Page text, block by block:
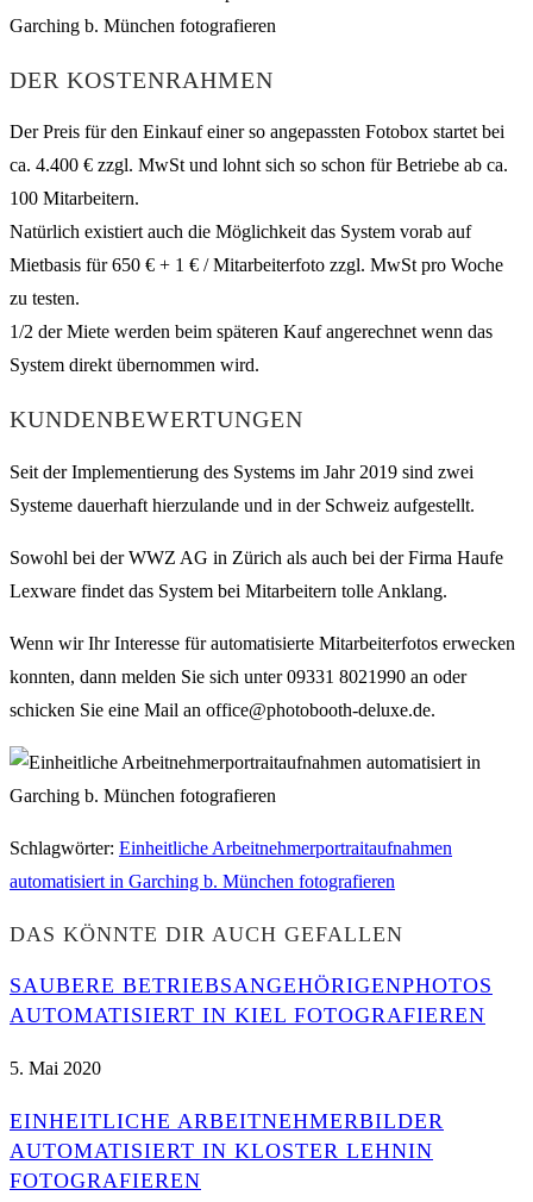
DER KOSTENRAHMEN
Der Preis für den Einkauf einer so angepassten Fotobox startet bei
ca. 4.400 € zzgl. MwSt und lohnt sich so schon für Betriebe ab ca.
100 Mitarbeitern.
Natürlich existiert auch die Möglichkeit das System vorab auf
Mietbasis für 650 € + 1 € / Mitarbeiterfoto zzgl. MwSt pro Woche
zu testen.
1/2 der Miete werden beim späteren Kauf angerechnet wenn das
System direkt übernommen wird.
KUNDENBEWERTUNGEN
Seit der Implementierung des Systems im Jahr 2019 sind zwei
Systeme dauerhaft hierzulande und in der Schweiz aufgestellt.
Sowohl bei der WWZ AG in Zürich als auch bei der Firma Haufe
Lexware findet das System bei Mitarbeitern tolle Anklang.
Wenn wir Ihr Interesse für automatisierte Mitarbeiterfotos erwecken
konnten, dann melden Sie sich unter 09331 8021990 an oder
schicken Sie eine Mail an office@photobooth-deluxe.de.
Schlagwörter: Einheitliche Arbeitnehmerportraitaufnahmen
automatisiert in Garching b. München fotografieren
DAS KÖNNTE DIR AUCH GEFALLEN
SAUBERE BETRIEBSANGEHÖRIGENPHOTOS
AUTOMATISIERT IN KIEL FOTOGRAFIEREN
5. Mai 2020
EINHEITLICHE ARBEITNEHMERBILDER
AUTOMATISIERT IN KLOSTER LEHNIN
FOTOGRAFIEREN